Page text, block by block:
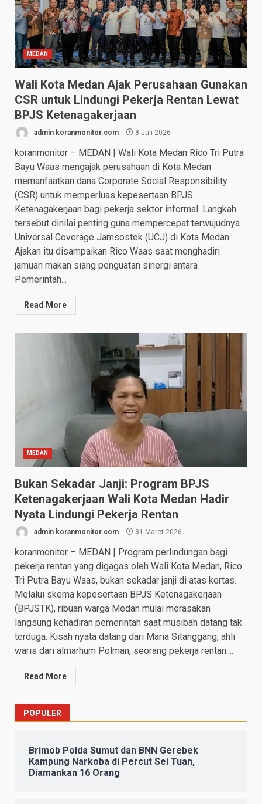
MEDAN
Wali Kota Medan Ajak Perusahaan Gunakan
CSR untuk Lindungi Pekerja Rentan Lewat
BPJS Ketenagakerjaan
admin koranmonitor.com 8 Juli 2026
koranmonitor – MEDAN | Wali Kota Medan Rico Tri Putra
Bayu Waas mengajak perusahaan di Kota Medan
memanfaatkan dana Corporate Social Responsibility
(CSR) untuk memperluas kepesertaan BPJS
Ketenagakerjaan bagi pekerja sektor informal. Langkah
tersebut dinilai penting guna mempercepat terwujudnya
Universal Coverage Jamsostek (UCJ) di Kota Medan.
Ajakan itu disampaikan Rico Waas saat menghadiri
jamuan makan siang penguatan sinergi antara
Pemerintah...
Read More
MEDAN
Bukan Sekadar Janji: Program BPJS
Ketenagakerjaan Wali Kota Medan Hadir
Nyata Lindungi Pekerja Rentan
admin koranmonitor.com 31 Maret 2026
koranmonitor – MEDAN | Program perlindungan bagi
pekerja rentan yang digagas oleh Wali Kota Medan, Rico
Tri Putra Bayu Waas, bukan sekadar janji di atas kertas.
Melalui skema kepesertaan BPJS Ketenagakerjaan
(BPJSTK), ribuan warga Medan mulai merasakan
langsung kehadiran pemerintah saat musibah datang tak
terduga. Kisah nyata datang dari Maria Sitanggang, ahli
waris dari almarhum Polman, seorang pekerja rentan....
Read More
POPULER
Brimob Polda Sumut dan BNN Gerebek
Kampung Narkoba di Percut Sei Tuan,
Diamankan 16 Orang